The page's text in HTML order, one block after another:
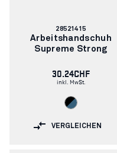
Artikelnummer:
28521415
Arbeitshandschuh
Supreme Strong
30.24CHF
inkl. MwSt.
VERGLEICHEN